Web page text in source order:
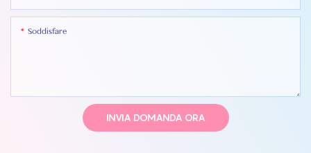
Soddisfare
INVIA DOMANDA ORA